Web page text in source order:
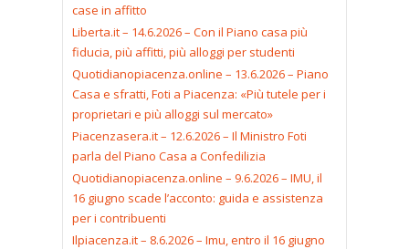
case in affitto
Liberta.it – 14.6.2026 – Con il Piano casa più
fiducia, più affitti, più alloggi per studenti
Quotidianopiacenza.online – 13.6.2026 – Piano
Casa e sfratti, Foti a Piacenza: «Più tutele per i
proprietari e più alloggi sul mercato»
Piacenzasera.it – 12.6.2026 – Il Ministro Foti
parla del Piano Casa a Confedilizia
Quotidianopiacenza.online – 9.6.2026 – IMU, il
16 giugno scade l’acconto: guida e assistenza
per i contribuenti
Ilpiacenza.it – 8.6.2026 – Imu, entro il 16 giugno